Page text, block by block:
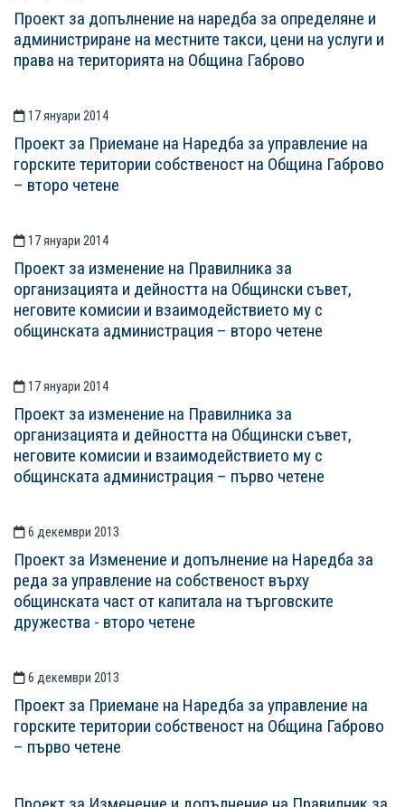
Проект за допълнение на наредба за определяне и
администриране на местните такси, цени на услуги и
права на територията на Община Габрово
17 януари 2014
Проект за Приемане на Наредба за управление на
горските територии собственост на Община Габрово
– второ четене
17 януари 2014
Проект за изменение на Правилника за
организацията и дейността на Общински съвет,
неговите комисии и взаимодействието му с
общинската администрация – второ четене
17 януари 2014
Проект за изменение на Правилника за
организацията и дейността на Общински съвет,
неговите комисии и взаимодействието му с
общинската администрация – първо четене
6 декември 2013
Проект за Изменение и допълнение на Наредба за
реда за управление на собственост върху
общинската част от капитала на търговските
дружества - второ четене
6 декември 2013
Проект за Приемане на Наредба за управление на
горските територии собственост на Община Габрово
– първо четене